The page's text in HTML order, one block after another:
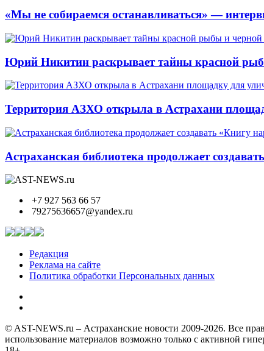
«Мы не собираемся останавливаться» —
Юрий Никитин раскрывает тайны красной
Территория АЗХО открыла в Астрахани
Астраханская библиотека продолжает
+7 927 563 66 57
79275636657@yandex.ru
Редакция
Реклама на сайте
Политика обработки Персональных данных
© AST-NEWS.ru – Астраханские новости 2009-2026. Все
использование материалов возможно только с активной